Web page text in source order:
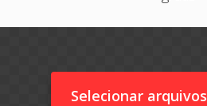
Selecionar arquivos